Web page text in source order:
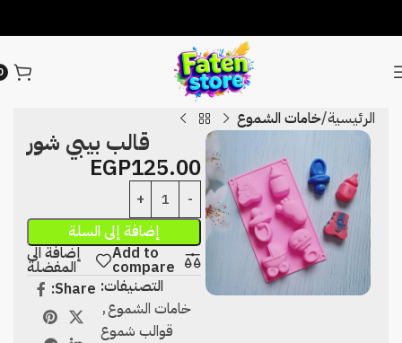
الرئيسية خامات الشموع
قالب بيبي شور
EGP125.00
إضافة إلى السلة
Add to
compare
إضافة الى
المفضلة
التصنيفات:
خامات الشموع,
قوالب شموع
Share: